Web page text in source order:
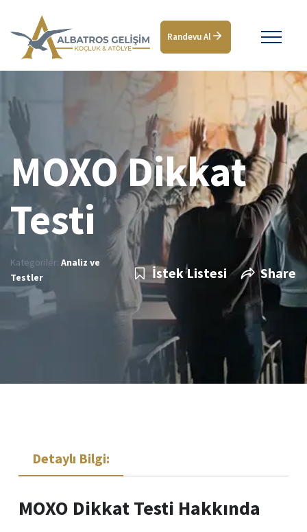
Randevu Al
MOXO Dikkat
Testi
Kategoriler: Analiz ve
Testler
İstek Listesi Share
Detaylı Bilgi:
MOXO Dikkat Testi Hakkında